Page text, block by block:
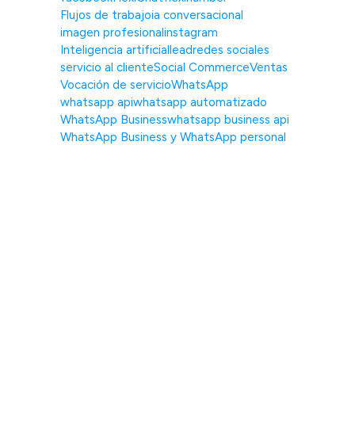
Flujos de trabajoia conversacional
imagen profesionalinstagram
Inteligencia artificialleadredes sociales
servicio al clienteSocial CommerceVentas
Vocación de servicioWhatsApp
whatsapp apiwhatsapp automatizado
WhatsApp Businesswhatsapp business api
WhatsApp Business y WhatsApp personal